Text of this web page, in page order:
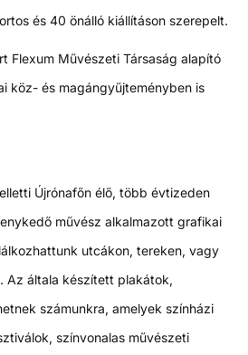
és 40 önálló kiállításon szerepelt.
Flexum Művészeti Társaság alapító
köz- és magángyűjteményben is
Újrónafőn élő, több évtizeden
művész alkalmazott grafikai
utcákon, tereken, vagy
Az általa készített plakátok,
számunkra, amelyek színházi
színvonalas művészeti